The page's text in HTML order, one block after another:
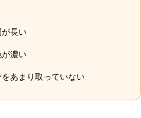
長い
が濃い
あまり取っていない